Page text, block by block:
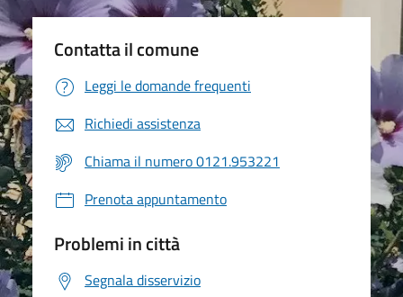
Contatta il comune
Leggi le domande frequenti
Richiedi assistenza
Chiama il numero 0121.953221
Prenota appuntamento
Problemi in città
Segnala disservizio